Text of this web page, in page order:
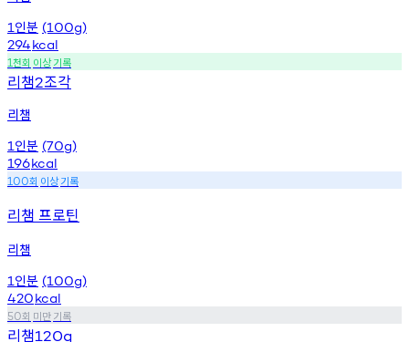
1 인분 (100g)
294kcal
1천회 이상기록
리챔2조각
리챔
1 인분 (70g)
196kcal
100회 이상기록
리챔 프로틴
리챔
1 인분 (100g)
420kcal
50회 미만기록
리챔120g